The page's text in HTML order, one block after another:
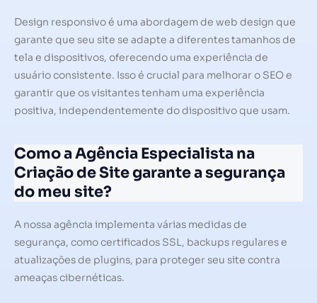
Design responsivo é uma abordagem de web design que
garante que seu site se adapte a diferentes tamanhos de
tela e dispositivos, oferecendo uma experiência de
usuário consistente. Isso é crucial para melhorar o SEO e
garantir que os visitantes tenham uma experiência
positiva, independentemente do dispositivo que usam.
Como a Agência Especialista na
Criação de Site garante a segurança
do meu site?
A nossa agência implementa várias medidas de
segurança, como certificados SSL, backups regulares e
atualizações de plugins, para proteger seu site contra
ameaças cibernéticas.